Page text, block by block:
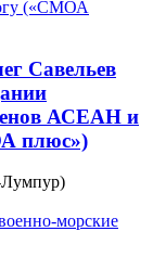
Савельев
АСЕАН и
плюс»)
Лумпур)